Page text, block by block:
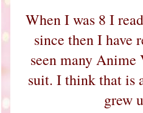
When I was 8 I
since then I have
seen many
suit. I think that is
grew